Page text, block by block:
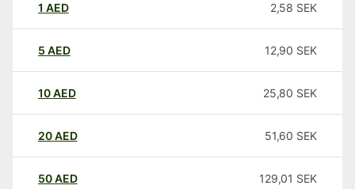
1 AED 2,58 SEK
5 AED 12,90 SEK
10AED 25,80 SEK
20AED 51,60 SEK
50AED 129,01 SEK